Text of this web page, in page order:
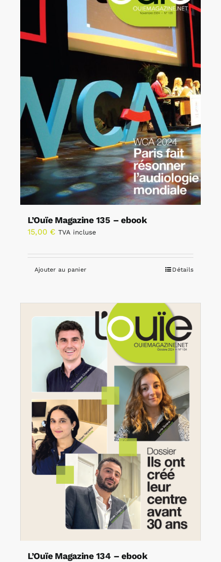
L’Ouïe Magazine 135 – ebook
15,00 € TVA incluse
Ajouter au panier Détails
L’Ouïe Magazine 134 – ebook